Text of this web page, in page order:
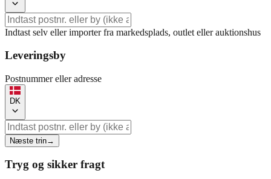
Indtast selv eller importer fra markedsplads, outlet eller auktionshus
Leveringsby
Postnummer eller adresse
DK
Næste trin→
Tryg og sikker fragt